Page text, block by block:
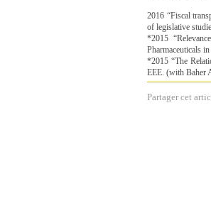
2016 “Fiscal
of legislative
*2015
Pharmaceuticals
*2015 “The
EEE. (with Baher
Partager cet